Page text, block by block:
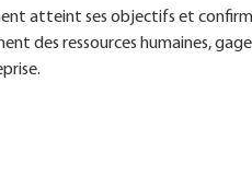
atteint ses objectifs et
des ressources humaines,